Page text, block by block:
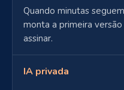
Quando minutas
monta a primeira
assinar.
IA privada